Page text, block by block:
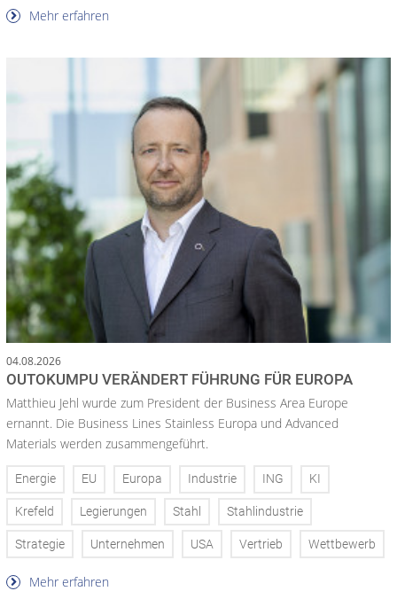
Mehr erfahren
04.08.2026
OUTOKUMPU VERÄNDERT FÜHRUNG FÜR EUROPA
Matthieu Jehl wurde zum President der Business Area Europe
ernannt. Die Business Lines Stainless Europa und Advanced
Materials werden zusammengeführt.
Energie EU Europa Industrie ING KI
Krefeld Legierungen Stahl Stahlindustrie
Strategie Unternehmen USA Vertrieb Wettbewerb
Mehr erfahren